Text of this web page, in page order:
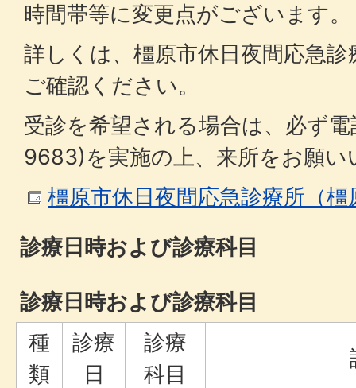
時間帯等に変更点がございます。
詳しくは、橿原市休日夜間応急
ご確認ください。
受診を希望される場合は、必ず
9683)を実施の上、来所をお願い
橿原市休日夜間応急診療所（
診療日時および診療科目
診療日時および診療科目
種
類
診療
日
診療
科目